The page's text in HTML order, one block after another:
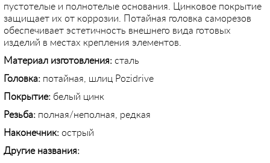
пустотелые и полнотелые основания. Цинковое покрытие
защищает их от коррозии. Потайная головка саморезов
обеспечивает эстетичность внешнего вида готовых
изделий в местах крепления элементов.
Материал изготовления: сталь
Головка: потайная, шлиц Pozidrive
Покрытие: белый цинк
Резьба: полная/неполная, редкая
Наконечник: острый
Другие названия: